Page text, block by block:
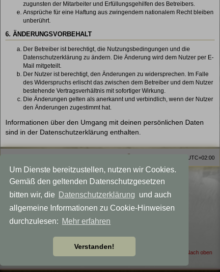
Um Dienste bereitzustellen, nutzen wir Cookies.
Gemäß den geltenden Datenschutzgesetzen
bitten wir, die
Datenschutzerklärung und auch
allgemeine Informationen zu Cookie-Hinweisen
durchzulesen: Mehr erfahren
Verstanden!
zugunsten der Mitarbeiter und Erfüllungsgehilfen des Betreibers.
Ansprüche für eine Haftung aus zwingendem nationalem Recht bleiben
unberührt.
6. ÄNDERUNGSVORBEHALT
Der Betreiber ist berechtigt, die Nutzungsbedingungen und die
Datenschutzerklärung zu ändern. Die Änderung wird dem Nutzer per E-
Mail mitgeteilt.
Der Nutzer ist berechtigt, den Änderungen zu widersprechen. Im Falle
des Widerspruchs erlischt das zwischen dem Betreiber und dem Nutzer
bestehende Vertragsverhältnis mit sofortiger Wirkung.
Die Änderungen gelten als anerkannt und verbindlich, wenn der Nutzer
den Änderungen zugestimmt hat.
Informationen über den Umgang mit deinen persönlichen Daten
sind in der Datenschutzerklärung enthalten.
UTC+02:00
Viewlegend Icon-Legende
Powered byphpBB ® Forum Software © phpBB Limited
Datenschutz |Nutzungsbedingungen
Style MagicMystical modified by
phpBB-Themes by: OnGrayDesigns.de
Nach oben